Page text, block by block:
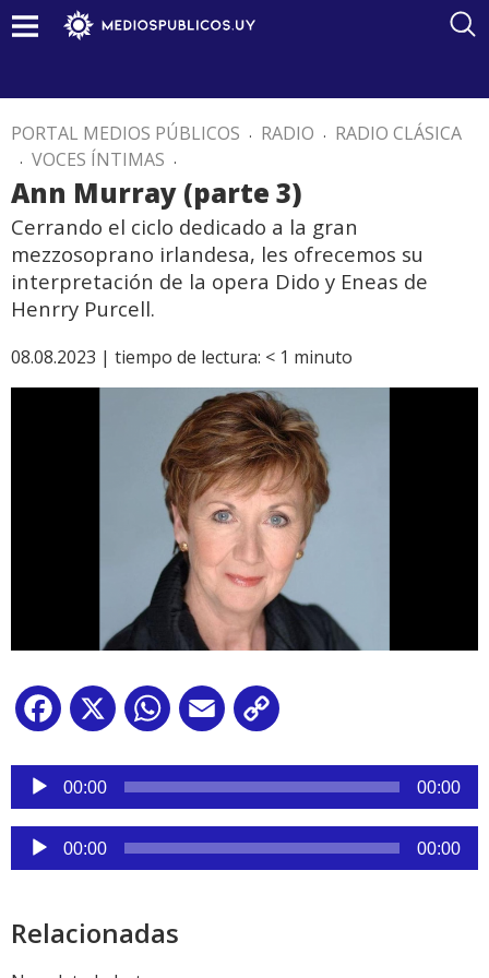
PORTAL MEDIOS PÚBLICOS . RADIO . RADIO CLÁSICA
. VOCES ÍNTIMAS .
Ann Murray (parte 3)
Cerrando el ciclo dedicado a la gran
mezzosoprano irlandesa, les ofrecemos su
interpretación de la opera Dido y Eneas de
Henrry Purcell.
08.08.2023 | tiempo de lectura: < 1 minuto
Facebook
X WhatsApp
Email
Reproductor
audio
00:00 00:00
Reproductor
de
00:00 00:00
Relacionadas